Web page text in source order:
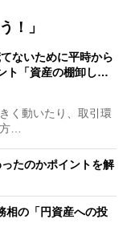
！」
ないために平時から
ト「資産の棚卸し…
く動いたり、取引環
…
たのかポイントを解
相の「円資産への投